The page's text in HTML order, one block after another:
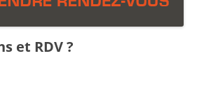
et RDV ?